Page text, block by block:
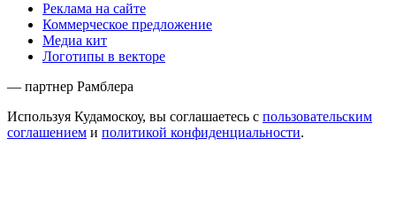
Реклама на сайте
Коммерческое предложение
Медиа кит
Логотипы в векторе
— партнер Рамблера
Используя Кудамоскоу, вы соглашаетесь с пользовательским
соглашением и политикой конфиденциальности.